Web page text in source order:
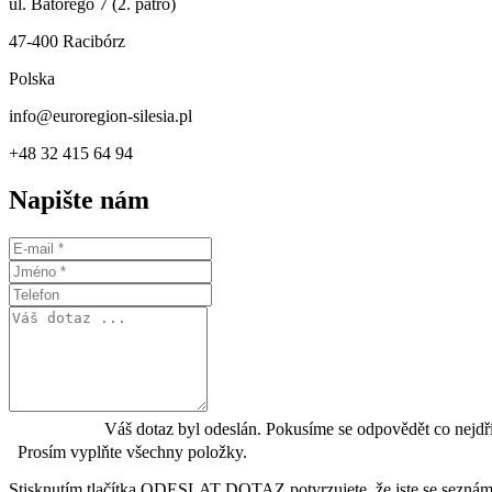
ul. Batorego 7 (2. patro)
47-400 Racibórz
Polska
info@euroregion-silesia.pl
+48 32 415 64 94
Napište nám
Váš dotaz byl odeslán. Pokusíme se odpovědět co
Prosím vyplňte všechny položky.